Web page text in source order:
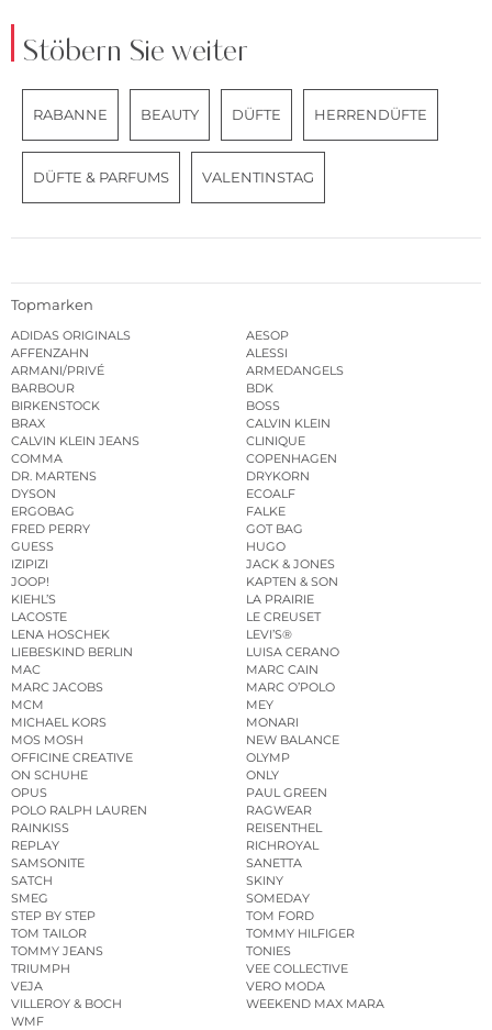
Stöbern Sie weiter
RABANNE BEAUTY DÜFTE HERRENDÜFTE
DÜFTE & PARFUMS VALENTINSTAG
Topmarken
ADIDAS ORIGINALS
AESOP
AFFENZAHN
ALESSI
ARMANI/PRIVÉ
ARMEDANGELS
BARBOUR
BDK
BIRKENSTOCK
BOSS
BRAX
CALVIN KLEIN
CALVIN KLEIN JEANS
CLINIQUE
COMMA
COPENHAGEN
DR. MARTENS
DRYKORN
DYSON
ECOALF
ERGOBAG
FALKE
FRED PERRY
GOT BAG
GUESS
HUGO
IZIPIZI
JACK & JONES
JOOP!
KAPTEN & SON
KIEHL’S
LA PRAIRIE
LACOSTE
LE CREUSET
LENA HOSCHEK
LEVI’S®
LIEBESKIND BERLIN
LUISA CERANO
MAC
MARC CAIN
MARC JACOBS
MARC O’POLO
MCM
MEY
MICHAEL KORS
MONARI
MOS MOSH
NEW BALANCE
OFFICINE CREATIVE
OLYMP
ON SCHUHE
ONLY
OPUS
PAUL GREEN
POLO RALPH LAUREN
RAGWEAR
RAINKISS
REISENTHEL
REPLAY
RICHROYAL
SAMSONITE
SANETTA
SATCH
SKINY
SMEG
SOMEDAY
STEP BY STEP
TOM FORD
TOM TAILOR
TOMMY HILFIGER
TOMMY JEANS
TONIES
TRIUMPH
VEE COLLECTIVE
VEJA
VERO MODA
VILLEROY & BOCH
WEEKEND MAX MARA
WMF